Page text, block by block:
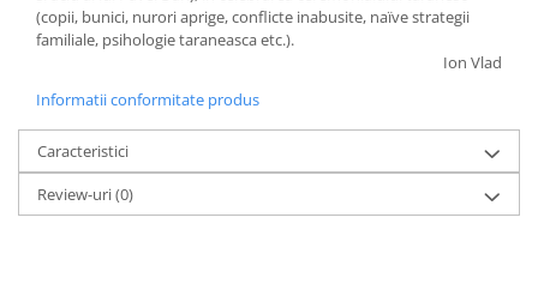
(copii, bunici, nurori aprige, conflicte inabusite, naïve strategii
familiale, psihologie taraneasca etc.).
Ion Vlad
Informatii conformitate produs
Caracteristici
Review-uri(0)